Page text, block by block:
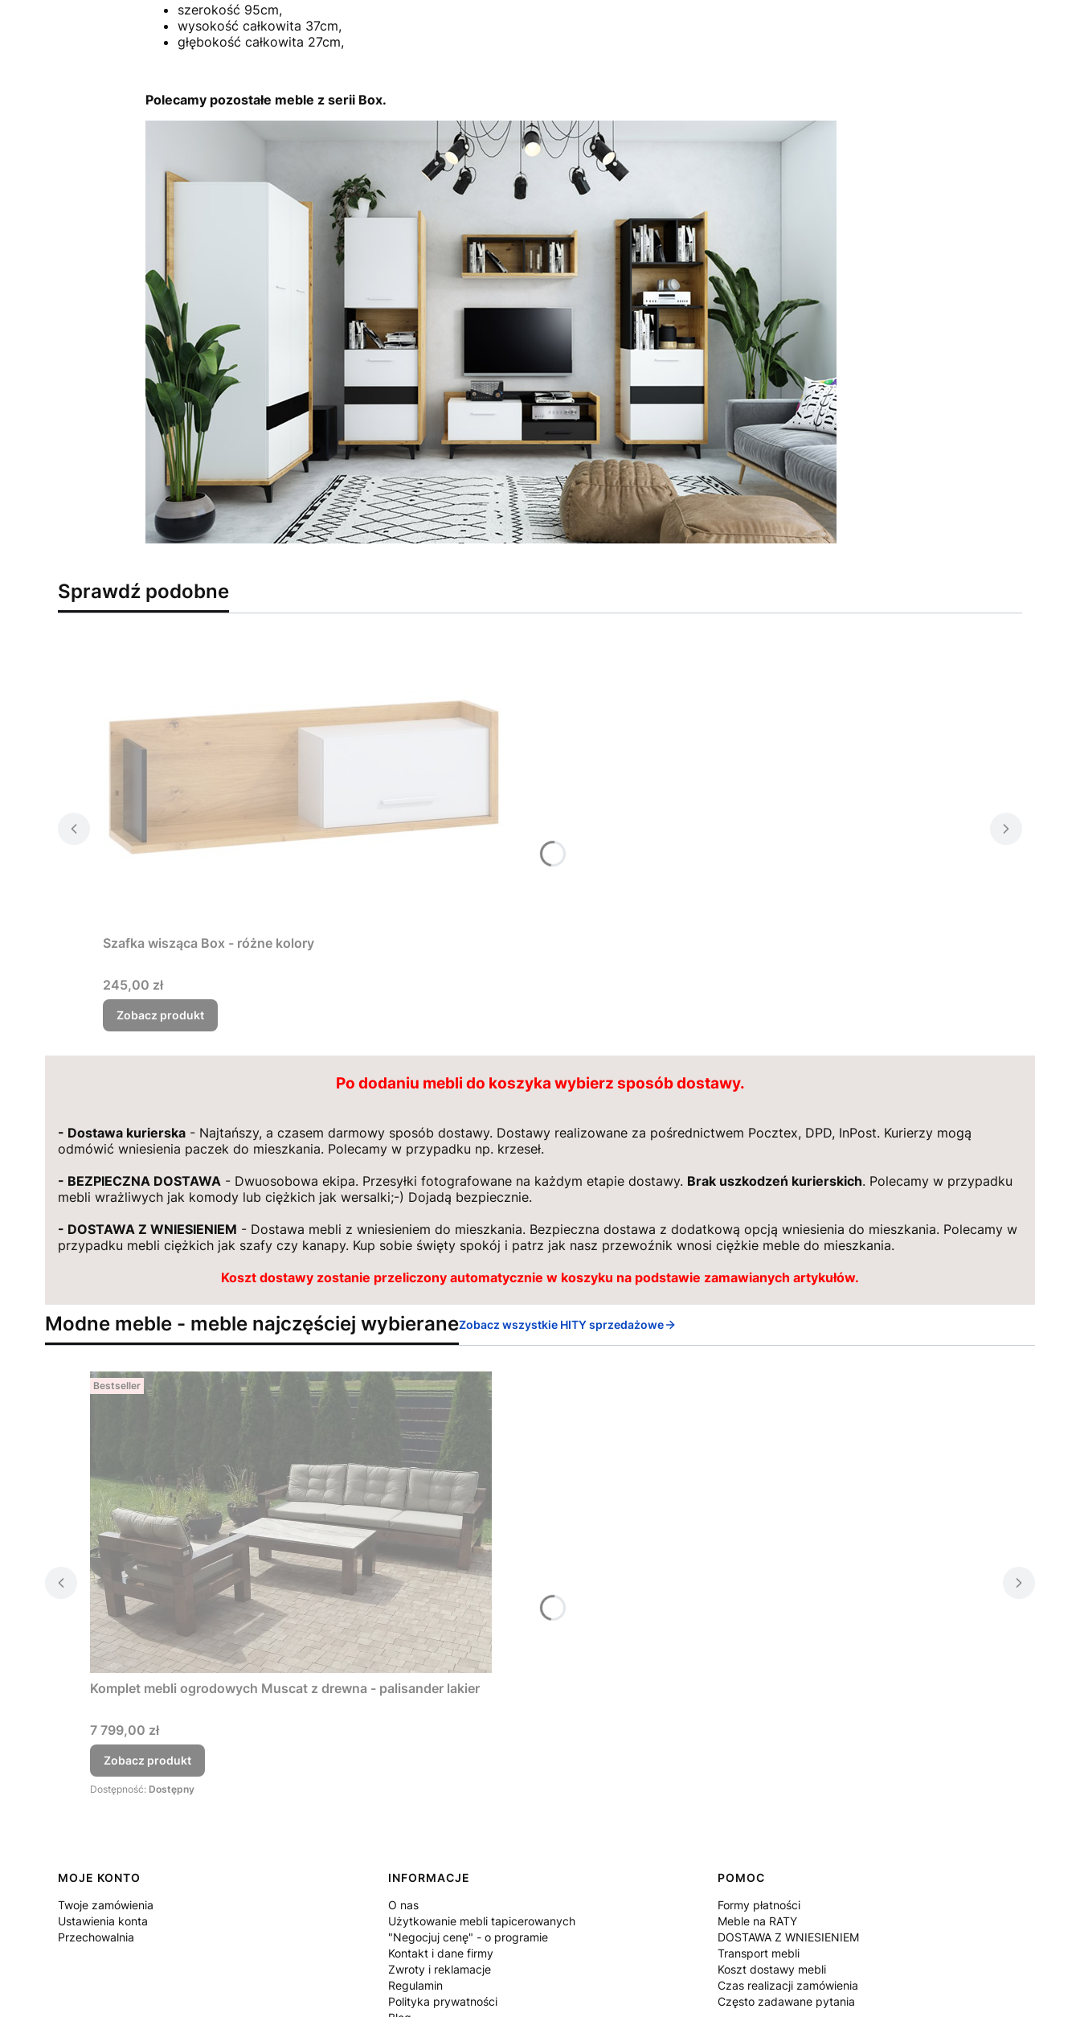
szerokość 95cm,
wysokość całkowita 37cm,
głębokość całkowita 27cm,
Polecamy pozostałe meble z serii Box.
Sprawdź podobne
Szafka wisząca Box - różne kolory
Cena
245,00 zł
Zobacz produkt
Po dodaniu mebli do koszyka wybierz sposób dostawy.
- Dostawa kurierska - Najtańszy, a czasem darmowy sposób dostawy. Dostawy realizowane za pośrednictwem Pocztex, DPD, InPost. Kurierzy mogą
odmówić wniesienia paczek do mieszkania. Polecamy w przypadku np. krzeseł.
- BEZPIECZNA DOSTAWA - Dwuosobowa ekipa. Przesyłki fotografowane na każdym etapie dostawy. Brak uszkodzeń kurierskich. Polecamy w przypadku
mebli wrażliwych jak komody lub ciężkich jak wersalki;-) Dojadą bezpiecznie.
- DOSTAWA Z WNIESIENIEM - Dostawa mebli z wniesieniem do mieszkania. Bezpieczna dostawa z dodatkową opcją wniesienia do mieszkania. Polecamy w
przypadku mebli ciężkich jak szafy czy kanapy. Kup sobie święty spokój i patrz jak nasz przewoźnik wnosi ciężkie meble do mieszkania.
Koszt dostawy zostanie przeliczony automatycznie w koszyku na podstawie zamawianych artykułów.
Modne meble - meble najczęściej wybieraneZobacz wszystkie HITY sprzedażowe
Bestseller
Komplet mebli ogrodowych Muscat z drewna - palisander lakier
Cena
7 799,00 zł
Zobacz produkt
Dostępność: Dostępny
Linki w stopce
MOJE KONTO
Twoje zamówienia
Ustawienia konta
Przechowalnia
INFORMACJE
O nas
Użytkowanie mebli tapicerowanych
"Negocjuj cenę" - o programie
Kontakt i dane firmy
Zwroty i reklamacje
Regulamin
Polityka prywatności
POMOC
Formy płatności
Meble na RATY
DOSTAWA Z WNIESIENIEM
Transport mebli
Koszt dostawy mebli
Czas realizacji zamówienia
Często zadawane pytania